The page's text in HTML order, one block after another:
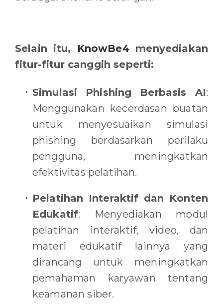
Selain itu, KnowBe4menyediakan
fitur-fitur canggih seperti:
Simulasi Phishing Berbasis AI:
Menggunakan kecerdasan buatan
untuk menyesuaikan simulasi
phishing berdasarkan perilaku
pengguna, meningkatkan
efektivitas pelatihan.
Pelatihan Interaktif dan Konten
Edukatif: Menyediakan modul
pelatihan interaktif, video, dan
materi edukatif lainnya yang
dirancang untuk meningkatkan
pemahaman karyawan tentang
keamanan siber.